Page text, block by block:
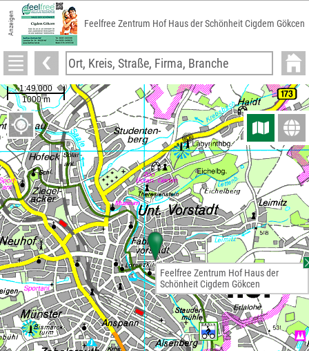
Anzeigen Feelfree Zentrum Hof Haus der Schönheit Cigdem Gökcen
Feelfree Zentrum Hof Haus der
Schönheit Cigdem Gökcen